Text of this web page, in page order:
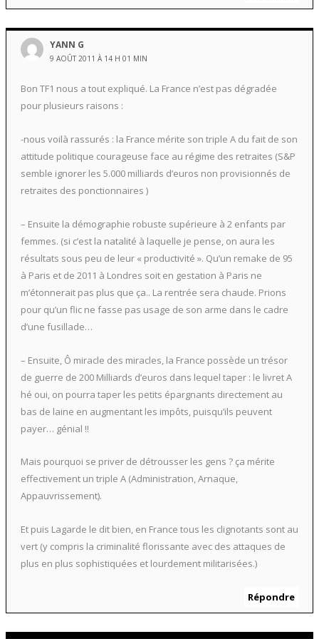
YANN G
9 AOÛT 2011 À 14 H 01 MIN
Bon TF1 nous a tout expliqué. La France n’est pas dégradée
pour plusieurs raisons :
-nous voilà rassurés : la France mérite son triple A du fait de son
attitude politique courageuse face au régime des retraites (S&P
semble ignorer les 5.000 milliards d’euros non provisionnés de
retraites des ponctionnaires )
– Ensuite la démographie robuste supérieure à 2 enfants par
femmes. (si c’est la natalité à laquelle je pense, on aura les
résultats sous peu de leur « productivité ». Qu’un remake de 95
à Paris et de 2011 à Londres soit en gestation à Paris ne
m’étonnerait pas plus que ça.. La rentrée sera chaude. Prions
pour qu’un flic ne fasse pas usage de son arme dans le cadre
d’une fusillade…
– Ensuite, Ô miracle des miracles, la France possède un trésor
de guerre de 200 Milliards d’euros dans lequel taper : le livret A
hé oui, on pourra taper les petits épargnants directement au
bas de laine en augmentant les impôts, puisqu’ils peuvent
payer… génial !!
Mais pourquoi se priver de détrousser les gens ? ça mérite
effectivement un triple A (Administration, Arnaque,
Appauvrissement).
Et puis Lagarde le dit bien, en France tous les clignotants sont au
vert (y compris la criminalité florissante avec des attaques de
plus en plus sophistiquées et lourdement militarisées.)
Répondre